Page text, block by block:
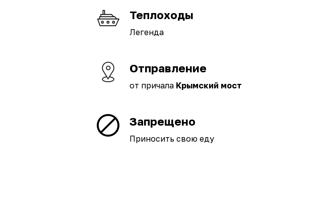
Теплоходы
Легенда
Отправление
от причала Крымский мост
Запрещено
Приносить свою еду